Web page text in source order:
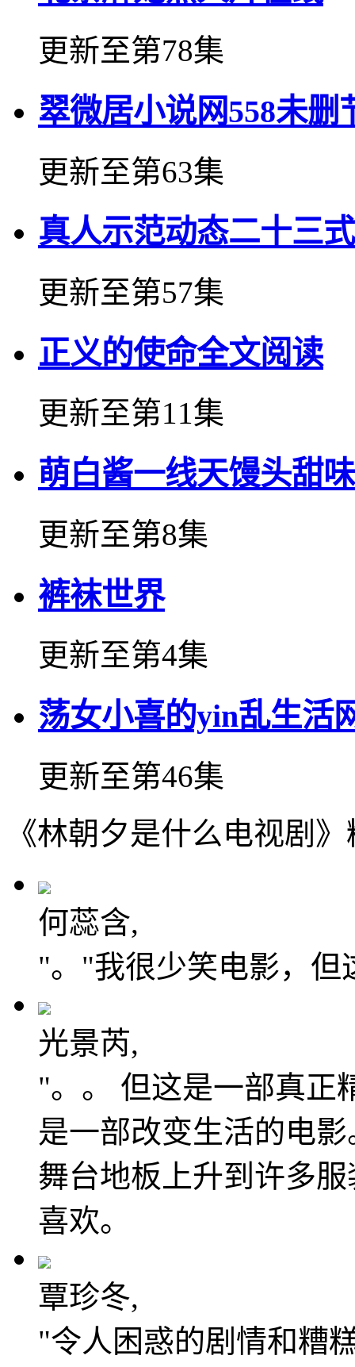
更新至第78集
翠微居小说网558未删
更新至第63集
真人示范动态二十三式
更新至第57集
正义的使命全文阅读
更新至第11集
萌白酱一线天馒头甜
更新至第8集
裤袜世界
更新至第4集
荡女小喜的yin乱生活
更新至第46集
《林朝夕是什么电视剧
何蕊含,
"。"我很少笑电影，但
光景芮,
"。。 但这是一部真正
是一部改变生活的电
舞台地板上升到许多
喜欢。
覃珍冬,
"令人困惑的剧情和糟